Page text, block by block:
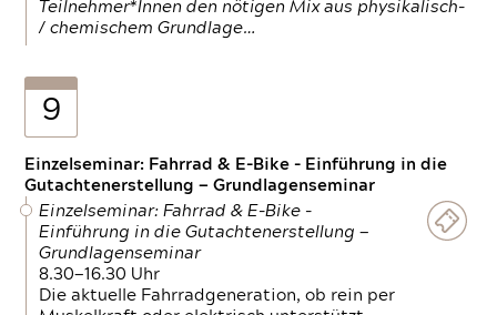
Teilnehmer*Innen den nötigen Mix aus physikalisch-
/ chemischem Grundlage…
9
Einzelseminar: Fahrrad & E-Bike - Einführung in die
Gutachtenerstellung — Grundlagenseminar
Einzelseminar: Fahrrad & E-Bike -
Einführung in die Gutachtenerstellung —
Grundlagenseminar
8.30—16.30 Uhr
Die aktuelle Fahrradgeneration, ob rein per